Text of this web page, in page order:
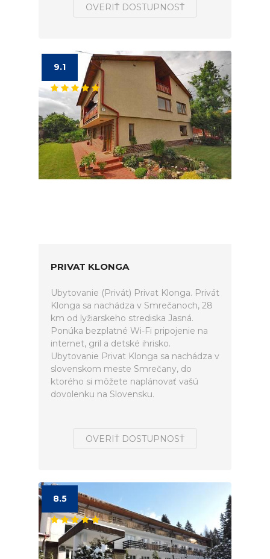
OVERIŤ DOSTUPNOSŤ
9.1
PRIVAT KLONGA
Ubytovanie (Privát) Privat Klonga. Privát
Klonga sa nachádza v Smrečanoch, 28
km od lyžiarskeho strediska Jasná.
Ponúka bezplatné Wi-Fi pripojenie na
internet, gril a detské ihrisko.
Ubytovanie Privat Klonga sa nachádza v
slovenskom meste Smrečany, do
ktorého si môžete naplánovať vašú
dovolenku na Slovensku.
OVERIŤ DOSTUPNOSŤ
8.5